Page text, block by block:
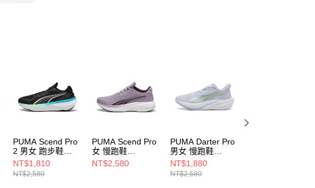
形，恩沛科技股份有限公司將有權停止該用戶之使用額度並採取法律行
動。
PUMA Scend Pro
2 男女 跑步鞋
31077915
NT$1,810
NT$2,580
PUMA Scend Pro
女 慢跑鞋
37877627
NT$2,580
PUMA Darter Pro
男女 慢跑鞋
31015216
NT$1,880
NT$2,680